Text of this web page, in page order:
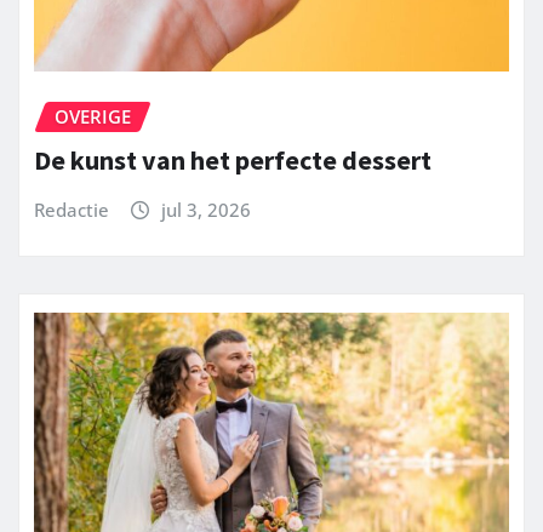
OVERIGE
De kunst van het perfecte dessert
Redactie jul 3, 2026